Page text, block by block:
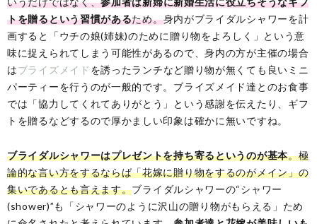
トを贈るという習慣があるため。身内がブライダルシャワーを計
画すると「ウチの娘(姉妹)のために贈り物をよろしく」という意
味に捉えられてしまう可能性があるので、身内の方が主催の場合
はブライズメイド を誘ったランチなど贈り物が無くても良いミニ
パーティーを行うのが一般的です。ブライズメイド達とのお食事
では「協力してくれてありがとう」という感謝を伝えたり、ギフ
トを贈るなどするので厚かましい印象は確かに無いですね。
ブライダルシャワーはプレゼントを持ち寄るというのが基本。極
論的な言い方をするならば「花嫁に贈り物をするのがメイン」の
集いであるとも言えます。ブライダルシャワーの“シャワー
(shower)”も「シャワーのように沢山の贈り物がもらえる」ため